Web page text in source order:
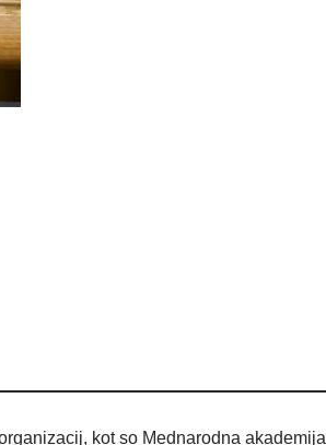
kot so Mednarodna akademija